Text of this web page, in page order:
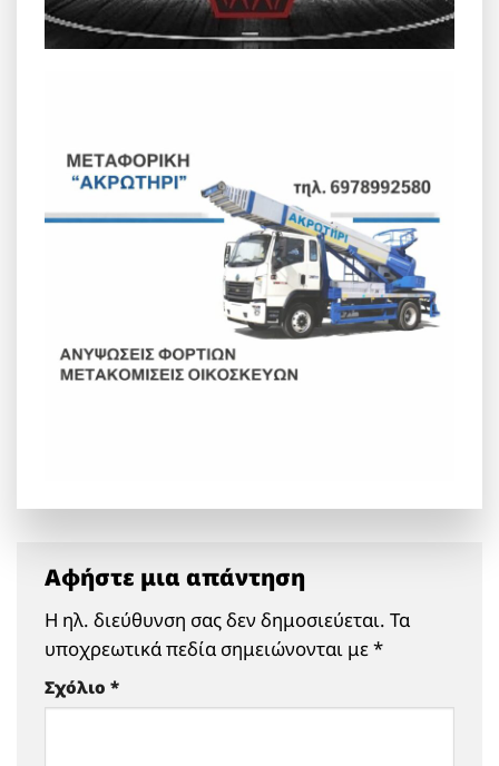
Αφήστε μια απάντηση
Η ηλ. διεύθυνση σας δεν δημοσιεύεται. Τα
υποχρεωτικά πεδία σημειώνονται με*
Σχόλιο *